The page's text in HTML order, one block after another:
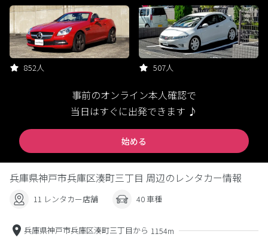
852人 507人
事前のオンライン本人確認で
当日はすぐに出発できます ♪
始める
兵庫県神戸市兵庫区湊町三丁目 周辺のレンタカー情報
11 レンタカー店舗 40 車種
兵庫県神戸市兵庫区湊町三丁目から 1154m